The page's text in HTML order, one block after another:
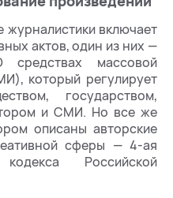
журналистики включает
актов, один из них —
массовой
который регулирует
государством,
и СМИ. Но все же
описаны авторские
сферы — 4-ая
Российской